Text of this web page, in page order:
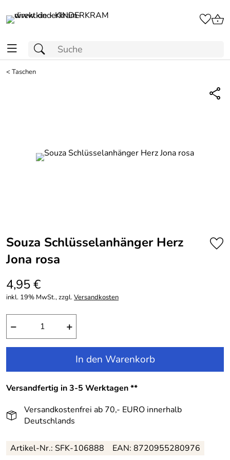
<Taschen
Souza Schlüsselanhänger Herz
Jona rosa
4,95 €
inkl. 19% MwSt., zzgl.Versandkosten
− +
In den Warenkorb
Versandfertig in 3-5 Werktagen **
Versandkostenfrei ab 70,- EURO innerhalb
Deutschlands
Artikel-Nr.: SFK-106888 EAN: 8720955280976